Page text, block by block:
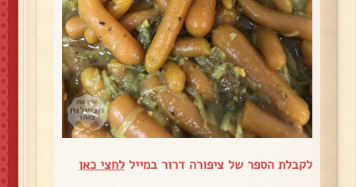
לקבלת הספר של ציפורה דרור במייללחצי כאן